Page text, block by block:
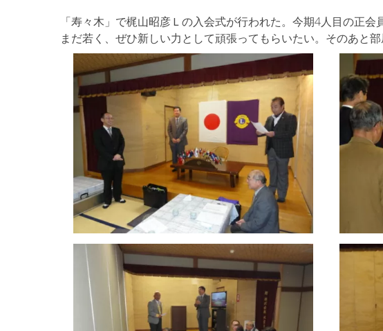
「寿々木」で梶山昭彦Ｌの入会式が行われた。今期4人目の正会
まだ若く、ぜひ新しい力として頑張ってもらいたい。そのあと部